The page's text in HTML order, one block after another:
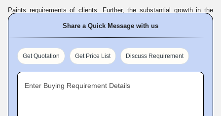
Paints requirements of clients. Further, the substantial growth in the
global markets can be ascribed to the pursuance of ingenious Quality
Control System and enhancing the product quality concept for the
providing high-efficiency range including Insulmix Paints, Fire Retardant
Share a Quick Message with us
Get Quotation Get Price List Discuss Requirement
Enter Buying Requirement Details